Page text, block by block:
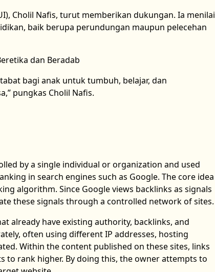
Cholil Nafis, turut memberikan dukungan. Ia menilai
baik berupa perundungan maupun pelecehan
dan Beradab
bagi anak untuk tumbuh, belajar, dan
pungkas Cholil Nafis.
by a single individual or organization and used
in search engines such as Google. The core idea
algorithm. Since Google views backlinks as signals
these signals through a controlled network of sites.
already have existing authority, backlinks, and
often using different IP addresses, hosting
Within the content published on these sites, links
rank higher. By doing this, the owner attempts to